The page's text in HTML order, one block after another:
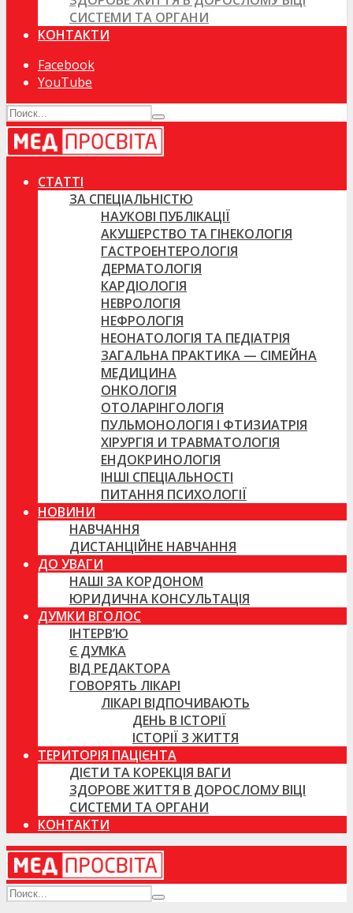
СИСТЕМИ ТА ОРГАНИ
КОНТАКТИ
Facebook
YouTube
СТАТТІ
ЗА СПЕЦІАЛЬНІСТЮ
НАУКОВІ ПУБЛІКАЦІЇ
АКУШЕРСТВО ТА ГІНЕКОЛОГІЯ
ГАСТРОЕНТЕРОЛОГІЯ
ДЕРМАТОЛОГІЯ
КАРДІОЛОГІЯ
НЕВРОЛОГІЯ
НЕФРОЛОГІЯ
НЕОНАТОЛОГІЯ ТА ПЕДІАТРІЯ
ЗАГАЛЬНА ПРАКТИКА — СІМЕЙНА
МЕДИЦИНА
ОНКОЛОГІЯ
ОТОЛАРІНГОЛОГІЯ
ПУЛЬМОНОЛОГІЯ І ФТИЗИАТРІЯ
ХІРУРГІЯ И ТРАВМАТОЛОГІЯ
ЕНДОКРИНОЛОГІЯ
ІНШІ СПЕЦІАЛЬНОСТІ
ПИТАННЯ ПСИХОЛОГІЇ
НОВИНИ
НАВЧАННЯ
ДИСТАНЦІЙНЕ НАВЧАННЯ
ДО УВАГИ
НАШІ ЗА КОРДОНОМ
ЮРИДИЧНА КОНСУЛЬТАЦІЯ
ДУМКИ ВГОЛОС
ІНТЕРВ’Ю
Є ДУМКА
ВІД РЕДАКТОРА
ГОВОРЯТЬ ЛІКАРІ
ЛІКАРІ ВІДПОЧИВАЮТЬ
ДЕНЬ В ІСТОРІЇ
ІСТОРІЇ З ЖИТТЯ
ТЕРИТОРІЯ ПАЦІЄНТА
ДІЄТИ ТА КОРЕКЦІЯ ВАГИ
ЗДОРОВЕ ЖИТТЯ В ДОРОСЛОМУ ВІЦІ
СИСТЕМИ ТА ОРГАНИ
КОНТАКТИ